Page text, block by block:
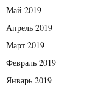
Май 2019
Апрель 2019
Март 2019
Февраль 2019
Январь 2019